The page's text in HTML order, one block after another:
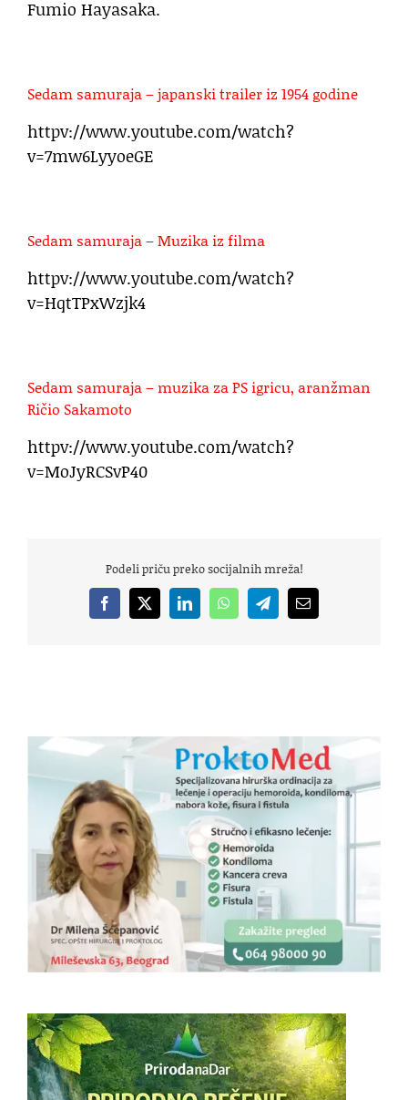
Fumio Hayasaka.
Sedam samuraja – japanski trailer iz 1954 godine
httpv://www.youtube.com/watch?
v=7mw6LyyoeGE
Sedam samuraja – Muzika iz filma
httpv://www.youtube.com/watch?
v=HqtTPxWzjk4
Sedam samuraja – muzika za PS igricu, aranžman
Ričio Sakamoto
httpv://www.youtube.com/watch?
v=MoJyRCSvP40
Podeli priču preko socijalnih mreža!
Facebook
X LinkedInWhatsAppTelegramEmail